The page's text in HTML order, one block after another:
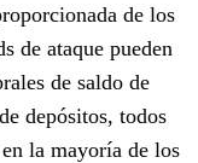
de los
de ataque pueden
de saldo de
depósitos, todos
la mayoría de los